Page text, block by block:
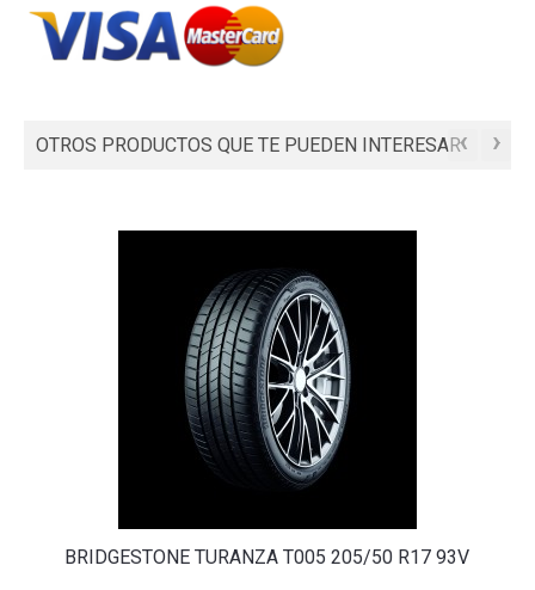
OTROS PRODUCTOS QUE TE PUEDEN INTERESAR‹ ›
BRIDGESTONE TURANZA T005 205/50 R17 93V